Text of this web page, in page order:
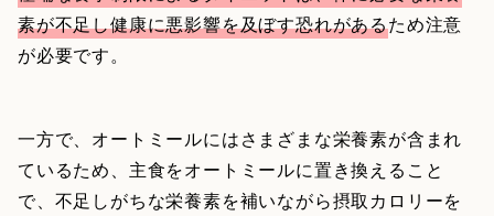
素が不足し健康に悪影響を及ぼす恐れがあるため注意
が必要です。
一方で、オートミールにはさまざまな栄養素が含まれ
ているため、主食をオートミールに置き換えること
で、不足しがちな栄養素を補いながら摂取カロリーを